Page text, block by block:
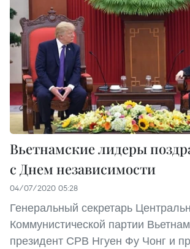
Вьетнамские лидеры
с Днем независимости
04/07/2020 05:28
Генеральный секретарь
Коммунистической партии
президент СРВ Нгуен Фу Чонг и